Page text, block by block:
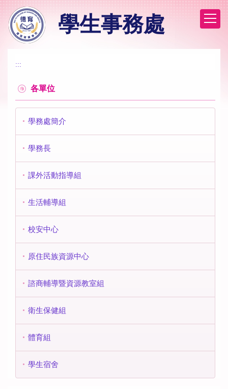
到
主
學生事務處
:::
各單位
學務處簡介
學務長
課外活動指導組
生活輔導組
校安中心
原住民族資源中心
諮商輔導暨資源教室組
衛生保健組
體育組
學生宿舍